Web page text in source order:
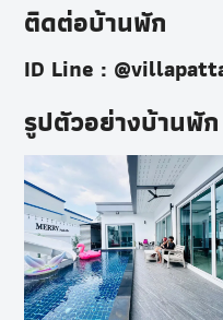
ติดต่อบ้านพัก
ID Line :
รูปตัวอย่างบ้านพัก